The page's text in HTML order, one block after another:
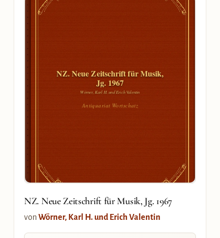
NZ. Neue Zeitschrift für Musik,
Jg. 1967
Wörner, Karl H. und Erich Valentin
Antiquariat Wortschatz
NZ. Neue Zeitschrift für Musik, Jg. 1967
von Wörner, Karl H. und Erich Valentin